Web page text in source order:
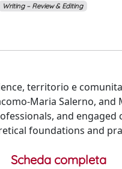
Writing – Review & Editing
territorio e
Maria Salerno,
and
foundations and
Scheda completa